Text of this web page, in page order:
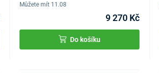
Můžete mít 11.08
9 270 Kč
Do košíku